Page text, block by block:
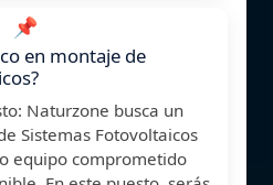
📌
en montaje de
Naturzone busca un
Sistemas Fotovoltaicos
equipo comprometido